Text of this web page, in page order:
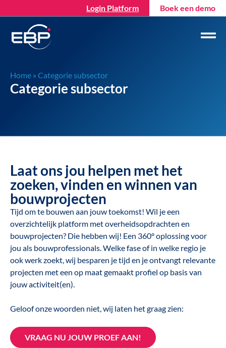
Login Platform Boek een demo
Home » Categorie subsector
Categorie subsector
Laat ons jou helpen met het
zoeken, vinden en winnen van
bouwprojecten
Tijd om te bouwen aan jouw toekomst! Wil jeeen
overzichtelijk platform metoverheidsopdrachten en
bouwprojecten? Die hebben wij! Een 360° oplossing voor
jou als bouwprofessionals.Welke fase of in welke regio je
ook werk zoekt, wij besparen jetijd en jeontvangt relevante
projecten met een op maat gemaakt profiel op basis van
jouw activiteit(en).
Geloof onze woorden niet, wij laten het graag zien:
VRAAG NU JOUW PROEF AAN!